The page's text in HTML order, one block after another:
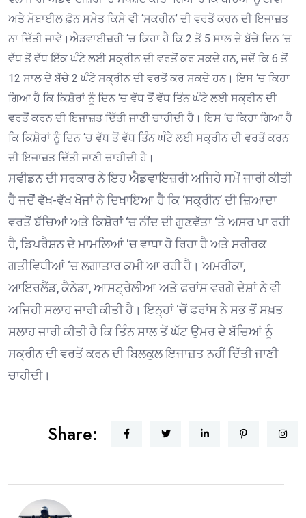
ਅਤੇ ਮੋਬਾਈਲ ਫ਼ੋਨ ਸਮੇਤ ਕਿਸੇ ਵੀ ‘ਸਕਰੀਨ’ ਦੀ ਵਰਤੋਂ ਕਰਨ ਦੀ ਇਜਾਜ਼ਤ
ਨਾ ਦਿੱਤੀ ਜਾਵੇ।ਐਡਵਾਈਜ਼ਰੀ ‘ਚ ਕਿਹਾ ਹੈ ਕਿ 2 ਤੋਂ 5 ਸਾਲ ਦੇ ਬੱਚੇ ਦਿਨ ‘ਚ
ਵੱਧ ਤੋਂ ਵੱਧ ਇੱਕ ਘੰਟੇ ਲਈ ਸਕ੍ਰੀਨ ਦੀ ਵਰਤੋਂ ਕਰ ਸਕਦੇ ਹਨ, ਜਦੋਂ ਕਿ 6 ਤੋਂ
12 ਸਾਲ ਦੇ ਬੱਚੇ 2 ਘੰਟੇ ਸਕ੍ਰੀਨ ਦੀ ਵਰਤੋਂ ਕਰ ਸਕਦੇ ਹਨ। ਇਸ ‘ਚ ਕਿਹਾ
ਗਿਆ ਹੈ ਕਿ ਕਿਸ਼ੋਰਾਂ ਨੂੰ ਦਿਨ ‘ਚ ਵੱਧ ਤੋਂ ਵੱਧ ਤਿੰਨ ਘੰਟੇ ਲਈ ਸਕ੍ਰੀਨ ਦੀ
ਵਰਤੋਂ ਕਰਨ ਦੀ ਇਜਾਜ਼ਤ ਦਿੱਤੀ ਜਾਣੀ ਚਾਹੀਦੀ ਹੈ। ਇਸ ‘ਚ ਕਿਹਾ ਗਿਆ ਹੈ
ਕਿ ਕਿਸ਼ੋਰਾਂ ਨੂੰ ਦਿਨ ‘ਚ ਵੱਧ ਤੋਂ ਵੱਧ ਤਿੰਨ ਘੰਟੇ ਲਈ ਸਕ੍ਰੀਨ ਦੀ ਵਰਤੋਂ ਕਰਨ
ਦੀ ਇਜਾਜ਼ਤ ਦਿੱਤੀ ਜਾਣੀ ਚਾਹੀਦੀ ਹੈ।
ਸਵੀਡਨ ਦੀ ਸਰਕਾਰ ਨੇ ਇਹ ਐਡਵਾਇਜ਼ਰੀ ਅਜਿਹੇ ਸਮੇਂ ਜਾਰੀ ਕੀਤੀ
ਹੈ ਜਦੋਂ ਵੱਖ-ਵੱਖ ਖੋਜਾਂ ਨੇ ਦਿਖਾਇਆ ਹੈ ਕਿ ‘ਸਕ੍ਰੀਨ’ ਦੀ ਜ਼ਿਆਦਾ
ਵਰਤੋਂ ਬੱਚਿਆਂ ਅਤੇ ਕਿਸ਼ੋਰਾਂ ‘ਚ ਨੀਂਦ ਦੀ ਗੁਣਵੱਤਾ ‘ਤੇ ਅਸਰ ਪਾ ਰਹੀ
ਹੈ, ਡਿਪਰੈਸ਼ਨ ਦੇ ਮਾਮਲਿਆਂ ‘ਚ ਵਾਧਾ ਹੋ ਰਿਹਾ ਹੈ ਅਤੇ ਸਰੀਰਕ
ਗਤੀਵਿਧੀਆਂ ‘ਚ ਲਗਾਤਾਰ ਕਮੀ ਆ ਰਹੀ ਹੈ। ਅਮਰੀਕਾ,
ਆਇਰਲੈਂਡ, ਕੈਨੇਡਾ, ਆਸਟ੍ਰੇਲੀਆ ਅਤੇ ਫਰਾਂਸ ਵਰਗੇ ਦੇਸ਼ਾਂ ਨੇ ਵੀ
ਅਜਿਹੀ ਸਲਾਹ ਜਾਰੀ ਕੀਤੀ ਹੈ। ਇਨ੍ਹਾਂ ‘ਚੋਂ ਫਰਾਂਸ ਨੇ ਸਭ ਤੋਂ ਸਖ਼ਤ
ਸਲਾਹ ਜਾਰੀ ਕੀਤੀ ਹੈ ਕਿ ਤਿੰਨ ਸਾਲ ਤੋਂ ਘੱਟ ਉਮਰ ਦੇ ਬੱਚਿਆਂ ਨੂੰ
ਸਕ੍ਰੀਨ ਦੀ ਵਰਤੋਂ ਕਰਨ ਦੀ ਬਿਲਕੁਲ ਇਜਾਜ਼ਤ ਨਹੀਂ ਦਿੱਤੀ ਜਾਣੀ
ਚਾਹੀਦੀ।
Share: